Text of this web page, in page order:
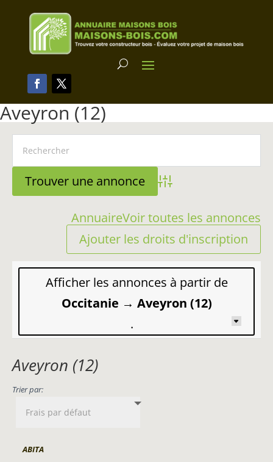
Aveyron (12)
Advanced Search
AnnuaireVoir toutes les annonces
Ajouter les droits d'inscription
Afficher les annonces à partir de
Occitanie → Aveyron (12)
.
Aveyron (12)
Trier par:
ABITA